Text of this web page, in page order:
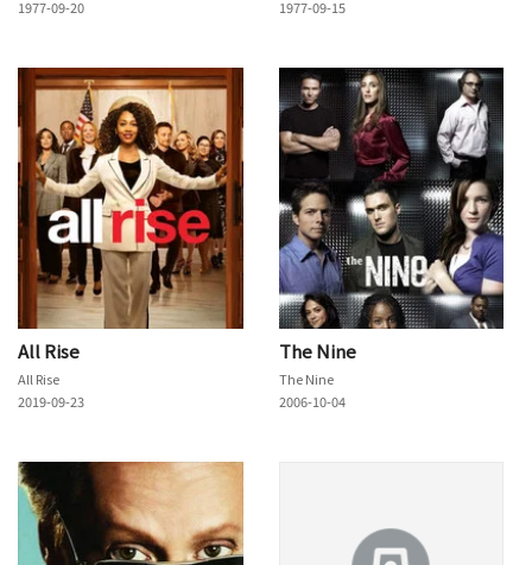
1977-09-20 1977-09-15
All Rise
All Rise
2019-09-23
The Nine
The Nine
2006-10-04